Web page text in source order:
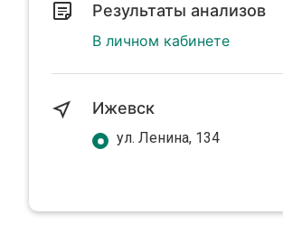
Результаты анализов
В личном кабинете
Ижевск
ул. Ленина, 134